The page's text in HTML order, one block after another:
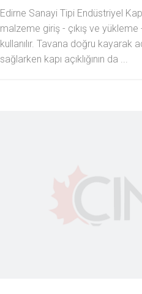
Edirne Sanayi Tipi Endüstriyel
malzeme giriş - çıkış ve
kullanılır. Tavana doğru kayarak
sağlarken kapı açıklığının da ...